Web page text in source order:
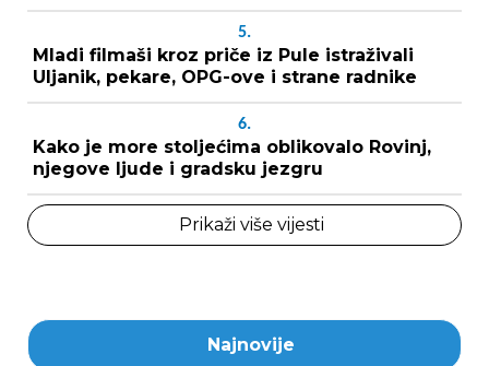
5.
Mladi filmaši kroz priče iz Pule istraživali
Uljanik, pekare, OPG-ove i strane radnike
6.
Kako je more stoljećima oblikovalo Rovinj,
njegove ljude i gradsku jezgru
Prikaži više vijesti
Najnovije